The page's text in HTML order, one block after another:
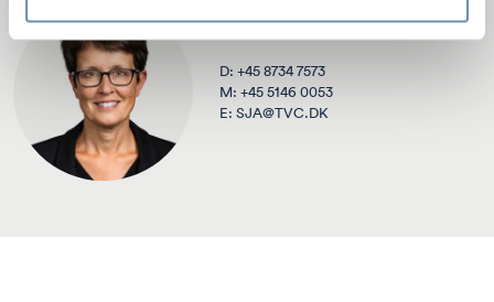
D: +45 8734 7573
M: +45 5146 0053
E: SJA@TVC.DK